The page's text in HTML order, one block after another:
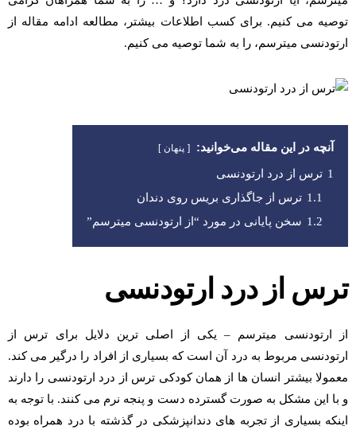
توصیه می کنیم. برای کسب اطلاعات بیشتر، مطالعه ادامه مقاله از
ارتودنسی میترسم، را به شما توصیه می کنیم.
آنچه در این مقاله می‌خوانید: پنهان
1 ترس از درد ارتودنسی
1.1 ترس از جاگذاری بریس روی دندان
1.2 سخن پایانی در مورد “از ارتودنسی میترسم”
ترس از درد ارتودنسی
از ارتودنسی میترسم – یکی از اصلی ترین دلایل برای ترس از
ارتودنسی مربوط به درد آن است که بسیاری از افراد را درگیر می کند.
معمولا بیشتر انسان ها از همان کودکی ترس از درد ارتودنسی را دارند
و با این مشکل به صورت گسترده دست و پنجه نرم می کنند. با توجه به
اینکه بسیاری از تجربه های دندانپزشکی در گذشته با درد همراه بوده